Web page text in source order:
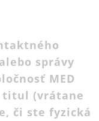
správy
MED
titul (vrátane
či ste fyzická